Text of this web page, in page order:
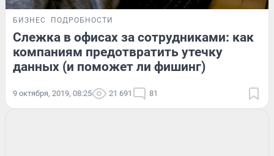
БИЗНЕС ПОДРОБНОСТИ
Слежка в офисах за сотрудниками: как
компаниям предотвратить утечку
данных (и поможет ли фишинг)
9 октября, 2019, 08:25 21 691 81